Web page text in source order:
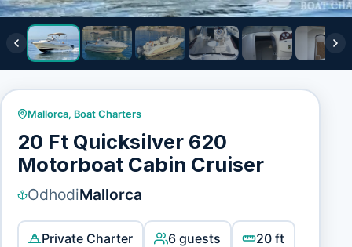
Mallorca, Boat Charters
20 Ft Quicksilver 620
Motorboat Cabin Cruiser
OdhodiMallorca
Private Charter 6 guests 20 ft